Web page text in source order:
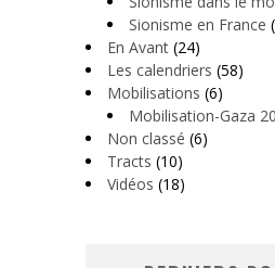
Sionisme en France
En Avant (24)
Les calendriers (58)
Mobilisations (6)
Mobilisation-Gaza
Non classé (6)
Tracts (10)
Vidéos (18)